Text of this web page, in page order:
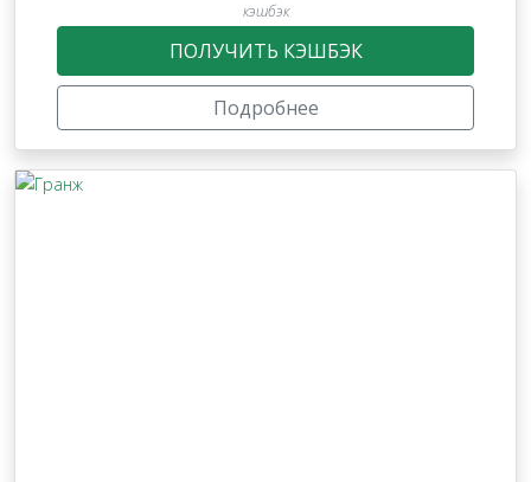
кэшбэк
ПОЛУЧИТЬ КЭШБЭК
Подробнее